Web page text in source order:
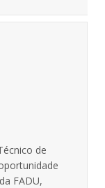
de
FADU,